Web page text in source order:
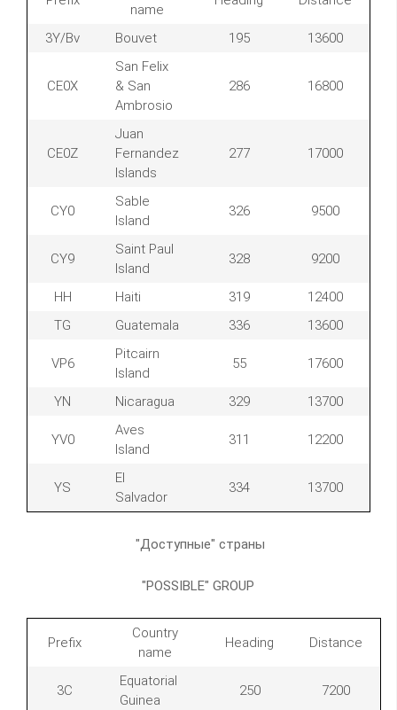
name
3Y/Bv Bouvet 195 13600
CE0X
San Felix
& San
Ambrosio
286 16800
CE0Z
Juan
Fernandez
Islands
277 17000
CY0
Sable
Island
326 9500
CY9
Saint Paul
Island
328 9200
HH Haiti 319
12400
TG
Guatemala 336 13600
VP6
Pitcairn
Island
55 17600
YN Nicaragua 329 13700
YV0
Aves
Island
311 12200
YS
El
Salvador
334 13700
"Доступные" страны
"POSSIBLE" GROUP
Prefix
Country
name
Heading Distance
3C
Equatorial
Guinea
250 7200